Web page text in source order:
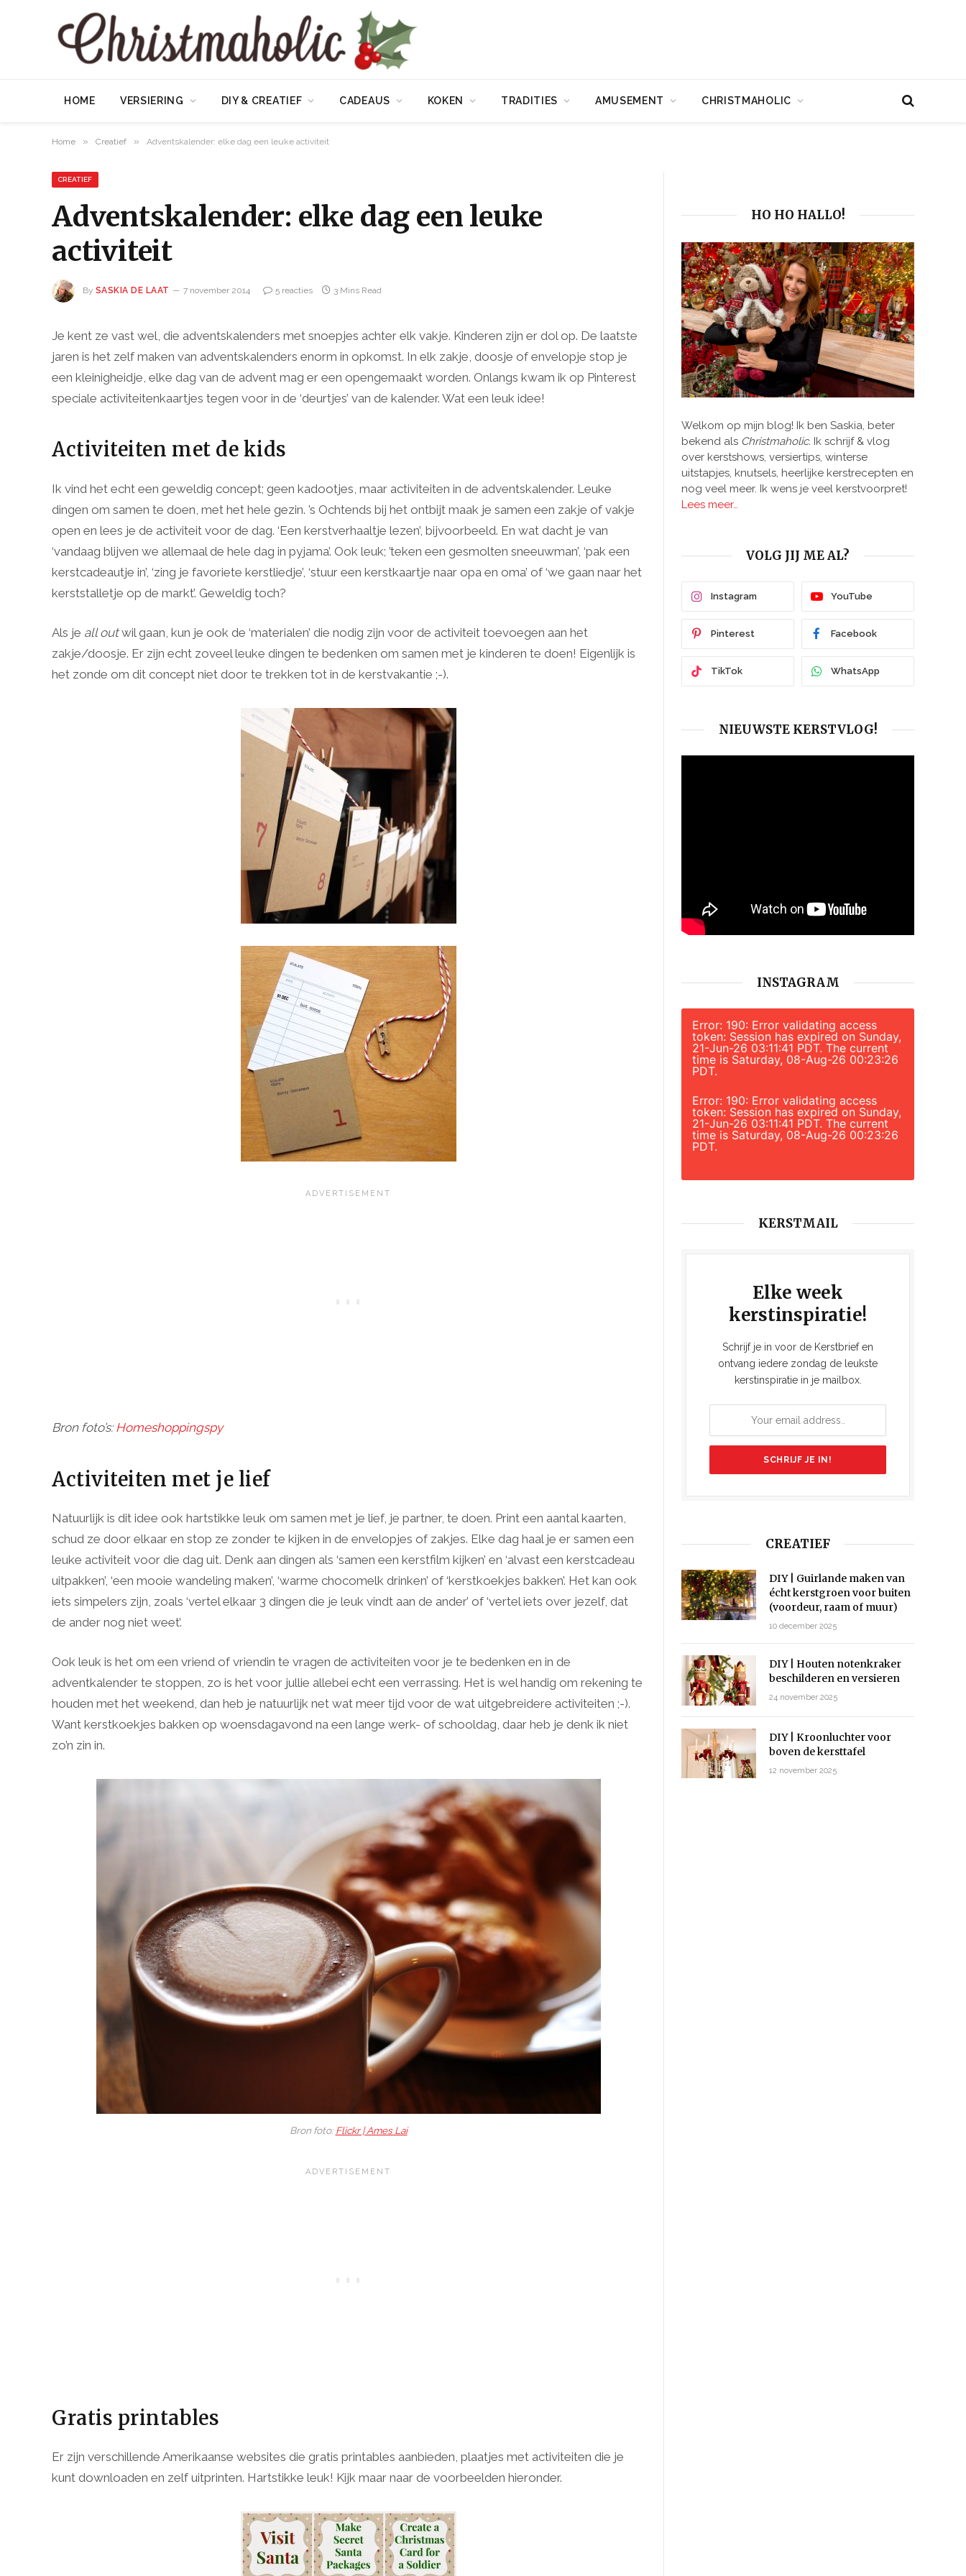
HOME VERSIERING DIY & CREATIEF CADEAUS KOKEN TRADITIES AMUSEMENT CHRISTMAHOLIC
Home » Creatief » Adventskalender: elke dag een leuke activiteit
CREATIEF
Adventskalender: elke dag een leuke
activiteit
By SASKIA DE LAAT 7 november 2014 5 reacties 3 Mins Read
Je kent ze vast wel, die adventskalenders met snoepjes achter elk vakje. Kinderen zijn er dol op. De laatste
jaren is het zelf maken van adventskalenders enorm in opkomst. In elk zakje, doosje of envelopje stop je
een kleinigheidje, elke dag van de advent mag er een opengemaakt worden. Onlangs kwam ik op Pinterest
speciale activiteitenkaartjes tegen voor in de ‘deurtjes’ van de kalender. Wat een leuk idee!
Activiteiten met de kids
Ik vind het echt een geweldig concept; geen kadootjes, maar activiteiten in de adventskalender. Leuke
dingen om samen te doen, met het hele gezin. ’s Ochtends bij het ontbijt maak je samen een zakje of vakje
open en lees je de activiteit voor de dag. ‘Een kerstverhaaltje lezen’, bijvoorbeeld. En wat dacht je van
‘vandaag blijven we allemaal de hele dag in pyjama’. Ook leuk; ’teken een gesmolten sneeuwman’, ‘pak een
kerstcadeautje in’, ‘zing je favoriete kerstliedje’, ‘stuur een kerstkaartje naar opa en oma’ of ‘we gaan naar het
kerststalletje op de markt’. Geweldig toch?
Als je all outwil gaan, kun je ook de ‘materialen’ die nodig zijn voor de activiteit toevoegen aan het
zakje/doosje. Er zijn echt zoveel leuke dingen te bedenken om samen met je kinderen te doen! Eigenlijk is
het zonde om dit concept niet door te trekken tot in de kerstvakantie ;-).
Bron foto’s:Homeshoppingspy
Activiteiten met je lief
Natuurlijk is dit idee ook hartstikke leuk om samen met je lief, je partner, te doen. Print een aantal kaarten,
schud ze door elkaar en stop ze zonder te kijken in de envelopjes of zakjes. Elke dag haal je er samen een
leuke activiteit voor die dag uit. Denk aan dingen als ‘samen een kerstfilm kijken’ en ‘alvast een kerstcadeau
uitpakken’, ‘een mooie wandeling maken’, ‘warme chocomelk drinken’ of ‘kerstkoekjes bakken’. Het kan ook
iets simpelers zijn, zoals ‘vertel elkaar 3 dingen die je leuk vindt aan de ander’ of ‘vertel iets over jezelf, dat
de ander nog niet weet’.
Ook leuk is het om een vriend of vriendin te vragen de activiteiten voor je te bedenken en in de
adventkalender te stoppen, zo is het voor jullie allebei echt een verrassing. Het is wel handig om rekening te
houden met het weekend, dan heb je natuurlijk net wat meer tijd voor de wat uitgebreidere activiteiten ;-).
Want kerstkoekjes bakken op woensdagavond na een lange werk- of schooldag, daar heb je denk ik niet
zo’n zin in.
Bron foto:Flickr | Ames Lai
Gratis printables
Er zijn verschillende Amerikaanse websites die gratis printables aanbieden, plaatjes met activiteiten die je
kunt downloaden en zelf uitprinten. Hartstikke leuk! Kijk maar naar de voorbeelden hieronder.
HO HO HALLO!
Welkom op mijn blog! Ik ben Saskia, beter
bekend als Christmaholic. Ik schrijf & vlog
over kerstshows, versiertips, winterse
uitstapjes, knutsels, heerlijke kerstrecepten en
nog veel meer. Ik wens je veel kerstvoorpret!
Lees meer…
VOLG JIJ ME AL?
Instagram YouTube
Pinterest Facebook
TikTok WhatsApp
NIEUWSTE KERSTVLOG!
INSTAGRAM
Error: 190: Error validating access
token: Session has expired on Sunday,
21-Jun-26 03:11:41 PDT. The current
time is Saturday, 08-Aug-26 00:23:26
PDT.
Error: 190: Error validating access
token: Session has expired on Sunday,
21-Jun-26 03:11:41 PDT. The current
time is Saturday, 08-Aug-26 00:23:26
PDT.
KERSTMAIL
Elke week
kerstinspiratie!
Schrijf je in voor de Kerstbrief en
ontvang iedere zondag de leukste
kerstinspiratie in je mailbox.
CREATIEF
DIY | Guirlande maken van
écht kerstgroen voor buiten
(voordeur, raam of muur)
10 december 2025
DIY | Houten notenkraker
beschilderen en versieren
24 november 2025
DIY | Kroonluchter voor
boven de kersttafel
12 november 2025